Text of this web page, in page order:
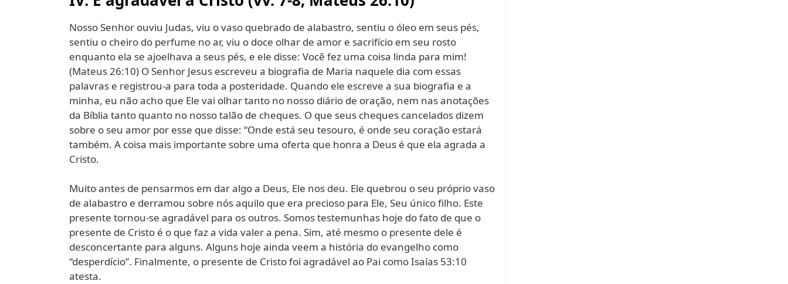
Nosso Senhor ouviu Judas, viu o vaso quebrado de alabastro, sentiu o óleo em seus pés,
sentiu o cheiro do perfume no ar, viu o doce olhar de amor e sacrifício em seu rosto
enquanto ela se ajoelhava a seus pés, e ele disse: Você fez uma coisa linda para mim!
(Mateus 26:10) O Senhor Jesus escreveu a biografia de Maria naquele dia com essas
palavras e registrou-a para toda a posteridade. Quando ele escreve a sua biografia e a
minha, eu não acho que Ele vai olhar tanto no nosso diário de oração, nem nas anotações
da Bíblia tanto quanto no nosso talão de cheques. O que seus cheques cancelados dizem
sobre o seu amor por esse que disse: “Onde está seu tesouro, é onde seu coração estará
também. A coisa mais importante sobre uma oferta que honra a Deus é que ela agrada a
Cristo.
Muito antes de pensarmos em dar algo a Deus, Ele nos deu. Ele quebrou o seu próprio vaso
de alabastro e derramou sobre nós aquilo que era precioso para Ele, Seu único filho. Este
presente tornou-se agradável para os outros. Somos testemunhas hoje do fato de que o
presente de Cristo é o que faz a vida valer a pena. Sim, até mesmo o presente dele é
desconcertante para alguns. Alguns hoje ainda veem a história do evangelho como
“desperdício”. Finalmente, o presente de Cristo foi agradável ao Pai como Isaías 53:10
atesta.